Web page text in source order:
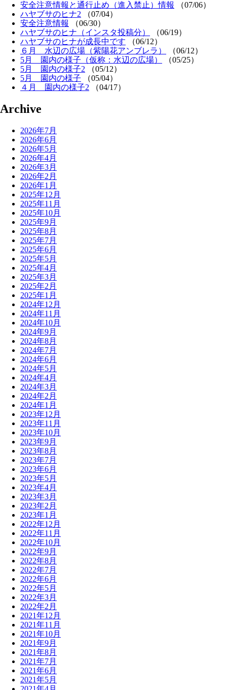
安全注意情報と通行止め（進入禁止）情報
（07/06）
ハヤブサのヒナ2
（07/04）
安全注意情報
（06/30）
ハヤブサのヒナ（インスタ投稿分）
（06/19）
ハヤブサのヒナが成長中です
（06/12）
６月 水辺の広場（紫陽花アンブレラ）
（06/12）
5月 園内の様子（仮称：水辺の広場）
（05/25）
5月 園内の様子2
（05/12）
5月 園内の様子
（05/04）
４月 園内の様子2
（04/17）
Archive
2026年7月
2026年6月
2026年5月
2026年4月
2026年3月
2026年2月
2026年1月
2025年12月
2025年11月
2025年10月
2025年9月
2025年8月
2025年7月
2025年6月
2025年5月
2025年4月
2025年3月
2025年2月
2025年1月
2024年12月
2024年11月
2024年10月
2024年9月
2024年8月
2024年7月
2024年6月
2024年5月
2024年4月
2024年3月
2024年2月
2024年1月
2023年12月
2023年11月
2023年10月
2023年9月
2023年8月
2023年7月
2023年6月
2023年5月
2023年4月
2023年3月
2023年2月
2023年1月
2022年12月
2022年11月
2022年10月
2022年9月
2022年8月
2022年7月
2022年6月
2022年5月
2022年3月
2022年2月
2021年12月
2021年11月
2021年10月
2021年9月
2021年8月
2021年7月
2021年6月
2021年5月